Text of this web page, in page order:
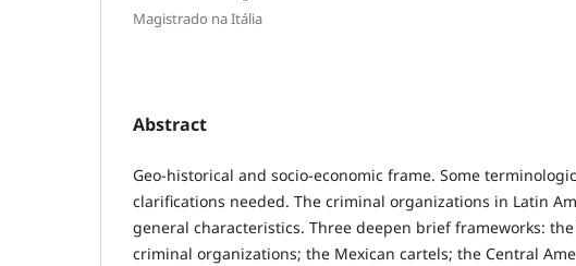
Magistrado na Itália
Abstract
Geo-historical and socio-economic frame. Some
clarifications needed. The criminal organizations in Latin
general characteristics. Three deepen brief frameworks:
criminal organizations; the Mexican cartels; the Central